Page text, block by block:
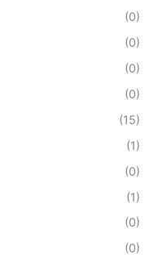
(0)
(0)
(0)
(0)
(15)
(1)
(0)
(1)
(0)
(0)